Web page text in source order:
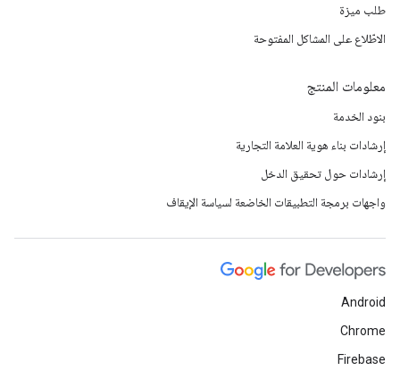
طلب ميزة
الاطّلاع على المشاكل المفتوحة
معلومات المنتج
بنود الخدمة
إرشادات بناء هوية العلامة التجارية
إرشادات حول تحقيق الدخل
واجهات برمجة التطبيقات الخاضعة لسياسة الإيقاف
Android
Chrome
Firebase